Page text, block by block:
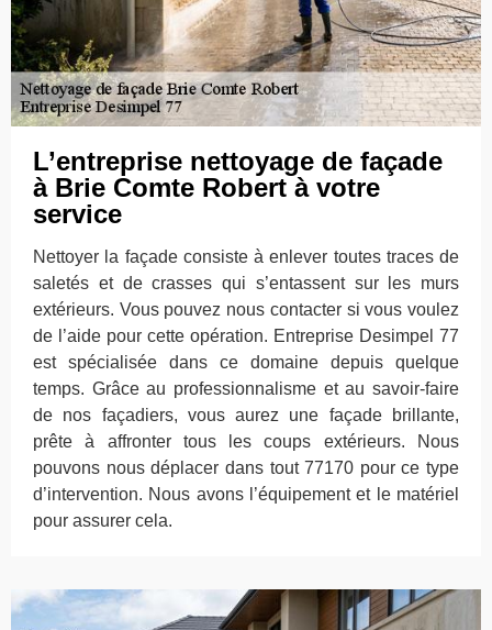
L’entreprise nettoyage de façade
à Brie Comte Robert à votre
service
Nettoyer la façade consiste à enlever toutes traces de
saletés et de crasses qui s’entassent sur les murs
extérieurs. Vous pouvez nous contacter si vous voulez
de l’aide pour cette opération. Entreprise Desimpel 77
est spécialisée dans ce domaine depuis quelque
temps. Grâce au professionnalisme et au savoir-faire
de nos façadiers, vous aurez une façade brillante,
prête à affronter tous les coups extérieurs. Nous
pouvons nous déplacer dans tout 77170 pour ce type
d’intervention. Nous avons l’équipement et le matériel
pour assurer cela.